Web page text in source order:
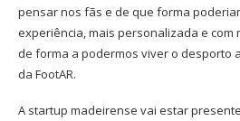
pensar nos fãs e de que forma
experiência, mais personalizada e com
de forma a podermos viver o desporto
da FootAR.
A startup madeirense vai estar